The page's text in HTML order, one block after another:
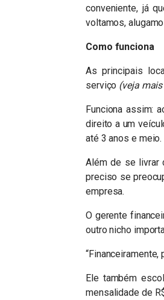
conveniente, já
voltamos,
Como funciona
As principais
serviço (veja
Funciona assim:
direito a um
até 3 anos e meio.
Além de se livrar
preciso se
empresa.
O gerente
outro nicho
“Financeiramente,
Ele também
mensalidade de